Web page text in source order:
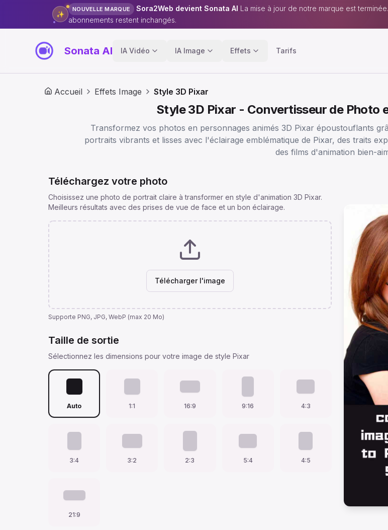
✨
NOUVELLE MARQUE Sora2Web devient Sonata AI La mise à jour de notre marque est
abonnements restent inchangés.
Sonata AI IA Vidéo IA Image Effets Tarifs
Accueil Effets Image Style 3D Pixar
Style 3D Pixar - Convertisseur de Photo
Transformez vos photos en personnages animés 3D Pixar époustouflants
portraits vibrants et lisses avec l'éclairage emblématique de Pixar, des traits
des films d'animation bien-
Téléchargez votre photo
Choisissez une photo de portrait claire à transformer en style d'animation 3D Pixar.
Meilleurs résultats avec des prises de vue de face et un bon éclairage.
Télécharger l'image
Supporte PNG, JPG, WebP (max 20 Mo)
Taille de sortie
Sélectionnez les dimensions pour votre image de style Pixar
Auto 1:1 16:9 9:16 4:3
3:4 3:2 2:3 5:4 4:5
21:9